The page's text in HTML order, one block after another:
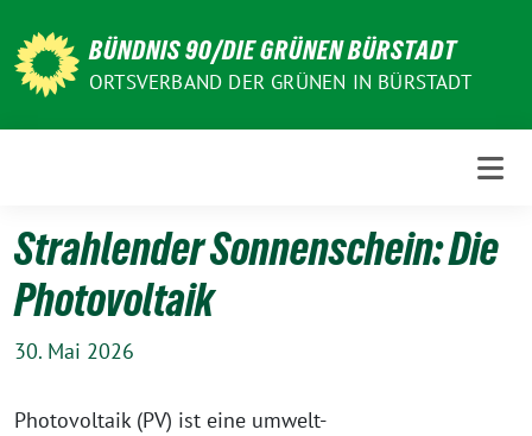
zum
Inhalt
BÜNDNIS 90/DIE GRÜNEN BÜRSTADT
ORTSVERBAND DER GRÜNEN IN BÜRSTADT
Strahlender Sonnenschein: Die
Photovoltaik
30. Mai 2026
Photovoltaik (PV) ist eine umwelt-